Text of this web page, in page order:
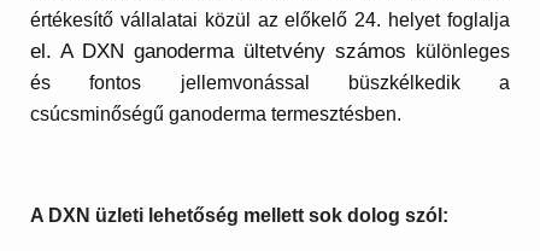
értékesítő vállalatai közül az előkelő 24. helyet foglalja
el. A DXN ganoderma ültetvény számos
különleges
és fontos jellemvonással büszkélkedik a
csúcsminőségű ganoderma termesztésben.
A DXN üzleti lehetőség mellett sok dolog szól: